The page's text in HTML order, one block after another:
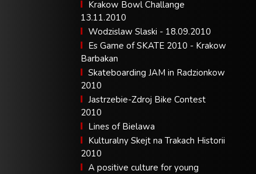
Krakow Bowl Challange
13.11.2010
Wodzislaw Slaski - 18.09.2010
Es Game of SKATE 2010 - Krakow
Barbakan
Skateboarding JAM in Radzionkow
2010
Jastrzebie-Zdroj Bike Contest
2010
Lines of Bielawa
Kulturalny Skejt na Trakach Historii
2010
A positive culture for young